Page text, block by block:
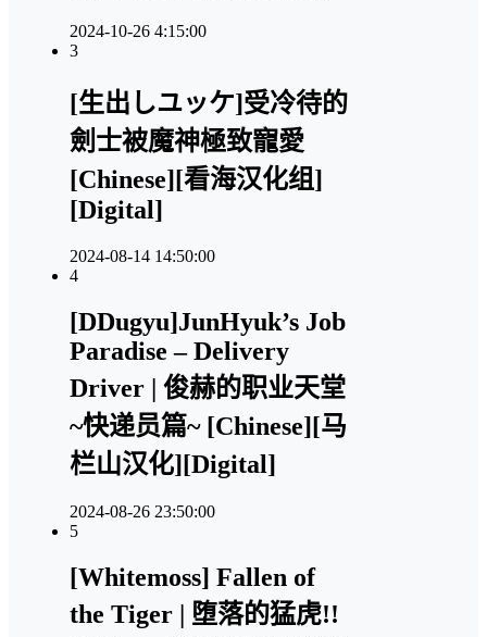
2024-10-26 4:15:00
3
[生出しユッケ]受冷待的
劍士被魔神極致寵愛
[Chinese][看海汉化组]
[Digital]
2024-08-14 14:50:00
4
[DDugyu]JunHyuk’s Job
Paradise – Delivery
Driver | 俊赫的职业天堂
~快递员篇~ [Chinese][马
栏山汉化][Digital]
2024-08-26 23:50:00
5
[Whitemoss] Fallen of
the Tiger | 堕落的猛虎!!